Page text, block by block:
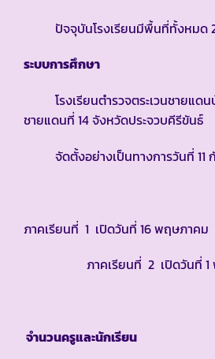
ปัจจุบันโรงเรียนมีพื้นที่ทั้งหมด
ระบบการศึกษา
โรงเรียนตำรวจตระเวนชายแดน
ชายแดนที่ 14 จังหวัดประจวบคีรีขันธ์
จัดตั้งอย่างเป็นทางการวันที่ 11 กั
ภาคเรียนที่ 1 เปิดวันที่ 16 พฤษภาคม
ภาคเรียนที่ 2 เปิดวันที่ 1 พฤ
จำนวนครูและนักเรียน